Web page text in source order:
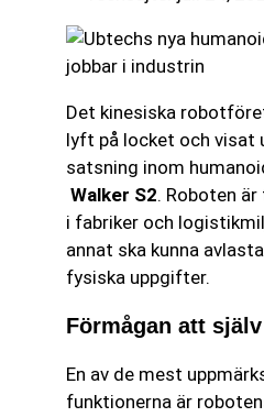
Det kinesiska
lyft på locket och visat
satsning inom
Walker S2. Roboten
i fabriker och
annat ska kunna
fysiska uppgifter.
Förmågan att
En av de mest
funktionerna är